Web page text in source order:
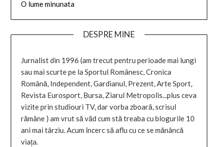
O lume minunata
DESPRE MINE
Jurnalist din 1996 (am trecut pentru perioade mai lungi
sau mai scurte pe la Sportul Românesc, Cronica
Română, Independent, Gardianul, Prezent, Arte Sport,
Revista Eurosport, Bursa, Ziarul Metropolis...plus ceva
vizite prin studiouri TV, dar vorba zboară, scrisul
rămâne ) am vrut să văd cum stă treaba cu blogurile 10
ani mai târziu. Acum încerc să aflu cu ce se mănâncă
viața.